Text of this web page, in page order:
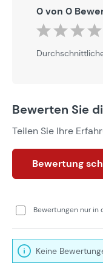
0 von 0
Bewerten Sie
Teilen Sie Ihre
Bewertung
Bewertungen nur in
Keine